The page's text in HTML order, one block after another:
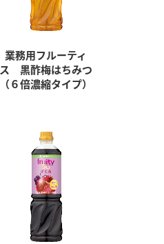
業務用フルーティ
ス 黒酢梅はちみつ
（６倍濃縮タイプ）